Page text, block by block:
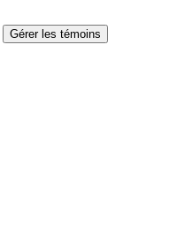
Gérer les témoins